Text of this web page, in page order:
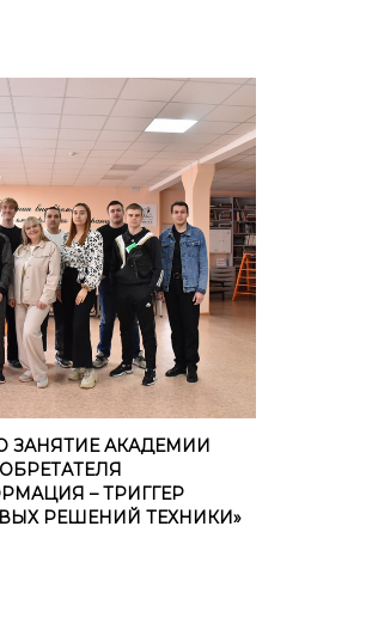
ЗАНЯТИЕ АКАДЕМИИ
– ТРИГГЕР
РЕШЕНИЙ ТЕХНИКИ»